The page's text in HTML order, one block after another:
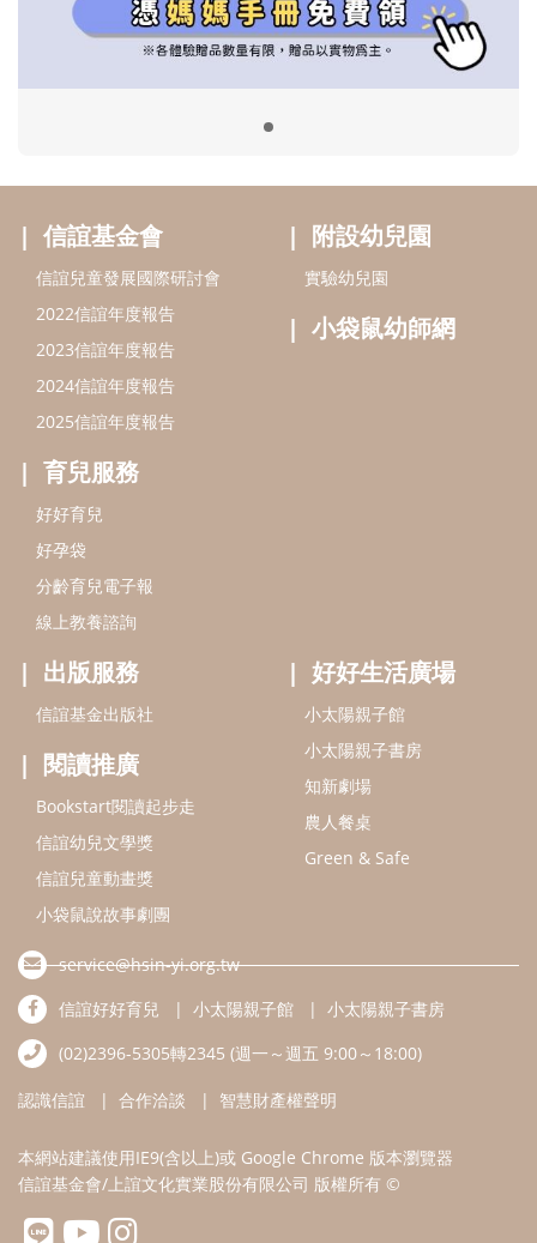
2022信誼年度報告
2023信誼年度報告
2024信誼年度報告
好孕袋
分齡育兒電子報
線上教養諮詢
小袋鼠幼師網
出版服務
信誼基金出版社
閱讀推廣
Bookstart閱讀起步走
信誼幼兒文學獎
信誼兒童動畫獎
小袋鼠說故事劇團
service@hsin-yi.org.tw
信誼好好育兒
小太陽親子書房
(02)2396-5305轉2345 (週一～週五 9:00～18:00)
認識信誼 合作洽談 智慧財產權聲明
本網站建議使用IE9(含以上)或 Google Chrome 版本瀏覽器
信誼基金會/上誼文化實業股份有限公司 版權所有 ©